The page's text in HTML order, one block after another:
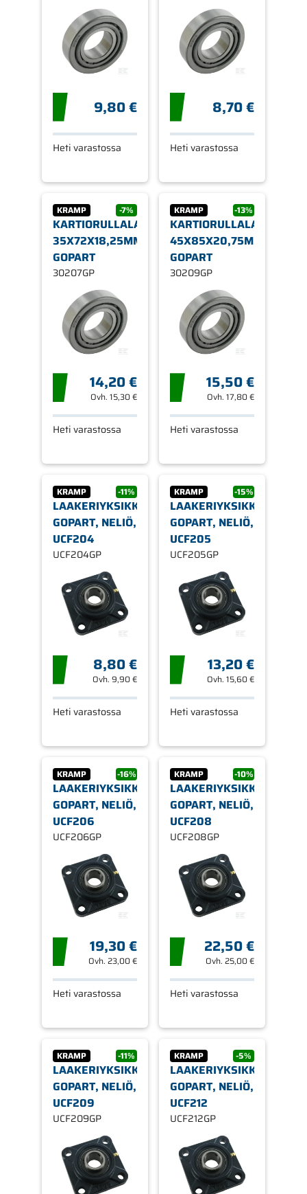
9,80 €
Heti varastossa
8,70 €
Heti varastossa
KRAMP -7%
KARTIORULLALAAKERI
35X72X18,25MM
GOPART
30207GP
14,20 €
Ovh. 15,30 €
Heti varastossa
KRAMP -13%
KARTIORULLALAAKERI
45X85X20,75MM
GOPART
30209GP
15,50 €
Ovh.17,80 €
Heti varastossa
KRAMP -11%
LAAKERIYKSIKKÖ,
GOPART, NELIÖ,
UCF204
UCF204GP
8,80 €
Ovh. 9,90 €
Heti varastossa
KRAMP -15%
LAAKERIYKSIKKÖ,
GOPART, NELIÖ,
UCF205
UCF205GP
13,20 €
Ovh.15,60 €
Heti varastossa
KRAMP -16%
LAAKERIYKSIKKÖ,
GOPART, NELIÖ,
UCF206
UCF206GP
19,30 €
Ovh. 23,00 €
Heti varastossa
KRAMP -10%
LAAKERIYKSIKKÖ,
GOPART, NELIÖ,
UCF208
UCF208GP
22,50 €
Ovh.25,00 €
Heti varastossa
KRAMP -11%
LAAKERIYKSIKKÖ,
GOPART, NELIÖ,
UCF209
UCF209GP
KRAMP -5%
LAAKERIYKSIKKÖ,
GOPART, NELIÖ,
UCF212
UCF212GP